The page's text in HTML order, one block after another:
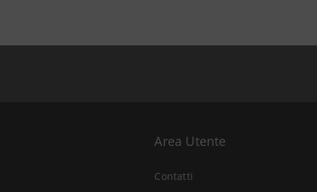
Area Utente
Contatti